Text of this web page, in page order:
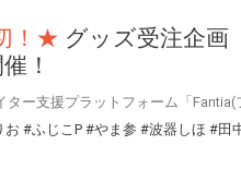
！★ グッズ受注企画
！
お #ふじこP #やま参 #波器しほ #田